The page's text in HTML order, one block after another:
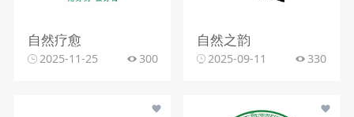
自然疗愈
2025-11-25 300
自然之韵
2025-09-11 330